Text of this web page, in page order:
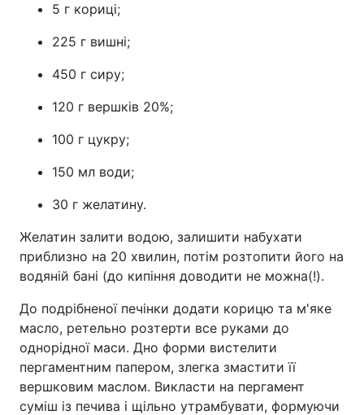
5 г кориці;
225 г вишні;
450 г сиру;
120 г вершків 20%;
100 г цукру;
150 мл води;
30 г желатину.
Желатин залити водою, залишити набухати
приблизно на 20 хвилин, потім розтопити його на
водяній бані (до кипіння доводити не можна(!).
До подрібненої печінки додати корицю та м'яке
масло, ретельно розтерти все руками до
однорідної маси. Дно форми вистелити
пергаментним папером, злегка змастити її
вершковим маслом. Викласти на пергамент
суміш із печива і щільно утрамбувати, формуючи